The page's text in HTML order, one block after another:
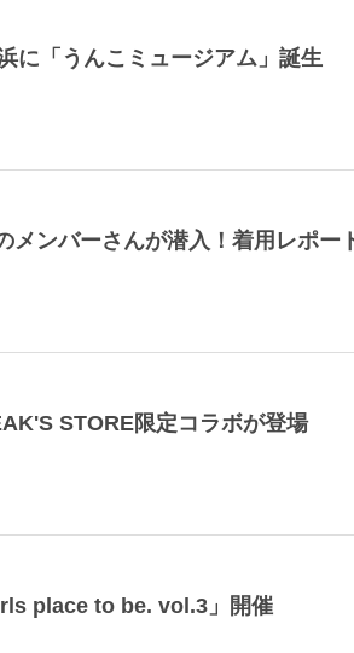
に「うんこミュージアム」誕生
ンバーさんが潜入！着用レポー
STORE限定コラボが登場
place to be. vol.3」開催